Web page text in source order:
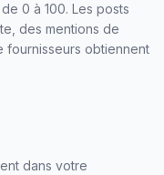
0 à 100. Les posts
des mentions de
fournisseurs obtiennent
dans votre